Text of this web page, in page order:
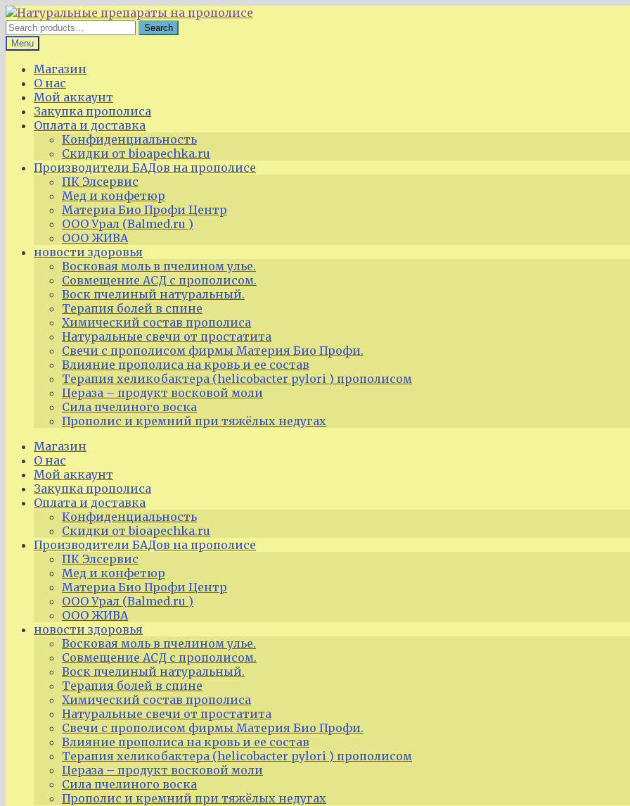
Skip
to
navigation
Skip
to
content
Search
for:
Search
Menu
Магазин
О нас
Мой аккаунт
Закупка прополиса
Оплата и доставка
Конфиденциальность
Скидки от bioapechka.ru
Производители БАДов на прополисе
ПК Элсервис
Мед и конфетюр
Материа Био Профи Центр
ООО Урал (Balmed.ru )
ООО ЖИВА
новости здоровья
Восковая моль в пчелином улье.
Совмещение АСД с прополисом.
Воск пчелиный натуральный.
Терапия болей в спине
Химический состав прополиса
Натуральные свечи от простатита
Свечи с прополисом фирмы Материя Био Профи.
Влияние прополиса на кровь и ее состав
Терапия хеликобактера (helicobacter pylori ) прополисом
Цераза – продукт восковой моли
Сила пчелиного воска
Прополис и кремний при тяжёлых недугах
Магазин
О нас
Мой аккаунт
Закупка прополиса
Оплата и доставка
Конфиденциальность
Скидки от bioapechka.ru
Производители БАДов на прополисе
ПК Элсервис
Мед и конфетюр
Материа Био Профи Центр
ООО Урал (Balmed.ru )
ООО ЖИВА
новости здоровья
Восковая моль в пчелином улье.
Совмещение АСД с прополисом.
Воск пчелиный натуральный.
Терапия болей в спине
Химический состав прополиса
Натуральные свечи от простатита
Свечи с прополисом фирмы Материя Био Профи.
Влияние прополиса на кровь и ее состав
Терапия хеликобактера (helicobacter pylori ) прополисом
Цераза – продукт восковой моли
Сила пчелиного воска
Прополис и кремний при тяжёлых недугах